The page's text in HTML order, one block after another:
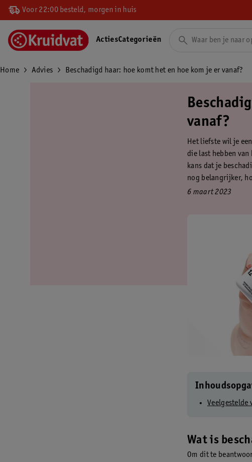
Voor 22:00 besteld, morgen in huis
ActiesCategorieën
Home Advies Beschadigd haar: hoe komt het en hoe kom je er vanaf?
vanaf?
Het liefste wil je
die last hebben van
kans dat je
nog belangrijker,
6 maart 2023
Veelgestelde
Wat is
Om dit te